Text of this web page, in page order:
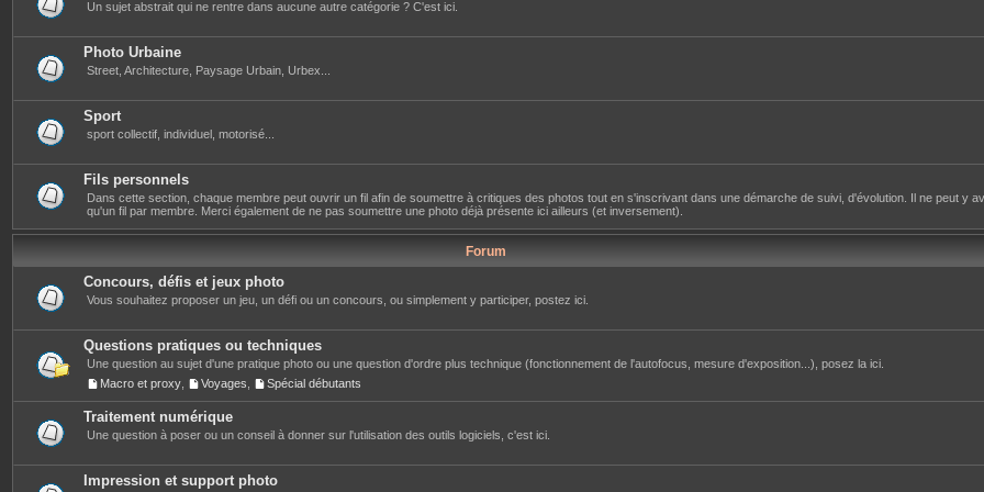
Un sujet abstrait qui ne rentre dans aucune autre catégorie ? C'est ici.
Photo Urbaine
Street, Architecture, Paysage Urbain, Urbex...
Sport
sport collectif, individuel, motorisé...
Fils personnels
Dans cette section, chaque membre peut ouvrir un fil afin de soumettre à critiques des photos tout en s'inscrivant dans une démarche de suivi, d'évolution. Il ne peut y
qu'un fil par membre. Merci également de ne pas soumettre une photo déjà présente ici ailleurs (et inversement).
Forum
Concours, défis et jeux photo
Vous souhaitez proposer un jeu, un défi ou un concours, ou simplement y participer, postez ici.
Questions pratiques ou techniques
Une question au sujet d'une pratique photo ou une question d'ordre plus technique (fonctionnement de l'autofocus, mesure d'exposition...), posez la ici.
Macro et proxy
Voyages Spécial débutants
Traitement numérique
Une question à poser ou un conseil à donner sur l'utilisation des outils logiciels, c'est ici.
Impression et support photo